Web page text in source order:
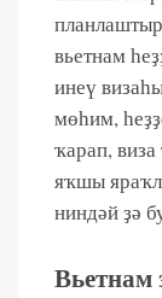
вьетнам
инеү
мөһим,
ҡарап,
яҡшы
ниндәй ҙә
Вьетнам